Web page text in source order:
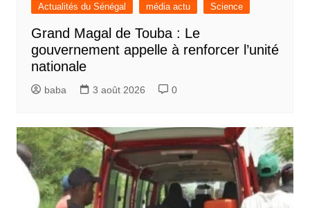
Actualités du Sénégal média actu Science
Grand Magal de Touba : Le
gouvernement appelle à renforcer l’unité
nationale
baba 3 août 2026 0